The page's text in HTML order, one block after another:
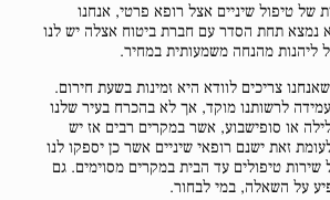
של טיפול שיניים אצל רופא פרטי, אנחנו
נמצא תחת הסדר עם חברת ביטוח אצלה יש לנו
ליהנות מהנחה משמעותית במחיר.
צריכים לוודא היא זמינות בשעת חירום.
לרשותנו מוקד, אך לא בהכרח בעיר שלנו
או סופישבוע, אשר במקרים רבים אז יש
זאת ישנם רופאי שיניים אשר כן יספקו לנו
טיפולים עד הבית במקרים מסוימים. גם
על השאלה, במי לבחור.